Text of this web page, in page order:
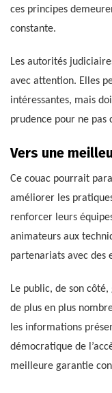
ces principes
constante.
Les autorités
avec attention. Elles
intéressantes, mais
prudence pour ne pas
Vers une
Ce couac pourrait
améliorer les
renforcer leurs
animateurs aux
partenariats avec des
Le public, de son
de plus en plus
les informations
démocratique de
meilleure garantie